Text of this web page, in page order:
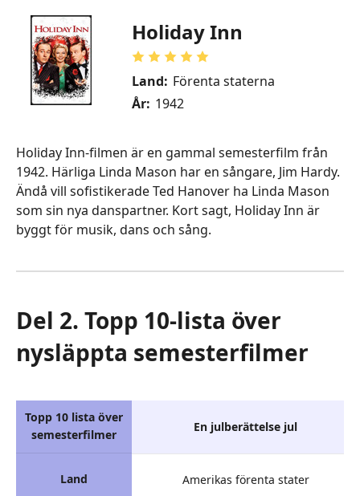
Holiday Inn
Land: Förenta staterna
År: 1942
Holiday Inn-filmen är en gammal semesterfilm från
1942. Härliga Linda Mason har en sångare, Jim Hardy.
Ändå vill sofistikerade Ted Hanover ha Linda Mason
som sin nya danspartner. Kort sagt, Holiday Inn är
byggt för musik, dans och sång.
Del 2. Topp 10-lista över
nysläppta semesterfilmer
Topp 10 lista över
semesterfilmer
Land
En julberättelse jul
Amerikas förenta stater